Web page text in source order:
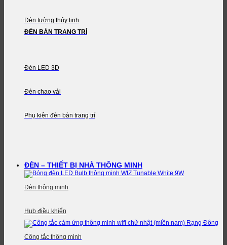
Đèn tường thủy tinh
ĐÈN BÀN TRANG TRÍ
Đèn LED 3D
Đèn chao vải
Phụ kiện đèn bàn trang trí
ĐÈN – THIẾT BỊ NHÀ THÔNG MINH
Đèn thông minh
Hub điều khiển
Công tắc thông minh